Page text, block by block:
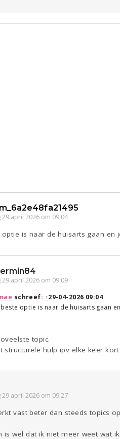
april 2026 om 09:04
optie is naar de huisarts gaan
april 2026 om 09:09
schreef: ↑29-04-2026 09:04
beste optie is naar de huisarts gaan
topic.
structurele hulp ipv elke keer
april 2026 om 09:27
vast beter dan steeds topics
is wel dat ik niet meer weet wat